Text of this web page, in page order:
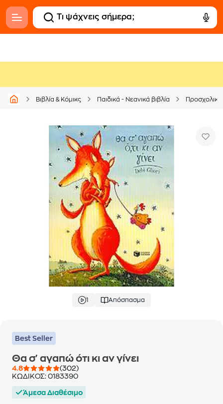
Βιβλία & Κόμικς Παιδικά - Νεανικά βιβλία Προσχολικά
1 Απόσπασμα
Best Seller
Θα σ' αγαπώ ότι κι αν γίνει
4.8
(302)
ΚΩΔΙΚΟΣ: 0183390
Άμεσα Διαθέσιμο